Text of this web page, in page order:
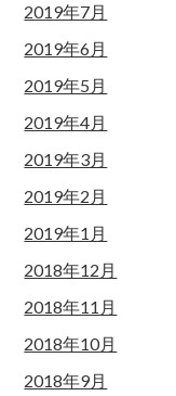
2019年7月
2019年6月
2019年5月
2019年4月
2019年3月
2019年2月
2019年1月
2018年12月
2018年11月
2018年10月
2018年9月